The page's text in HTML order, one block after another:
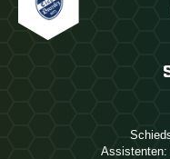
Assistenten: